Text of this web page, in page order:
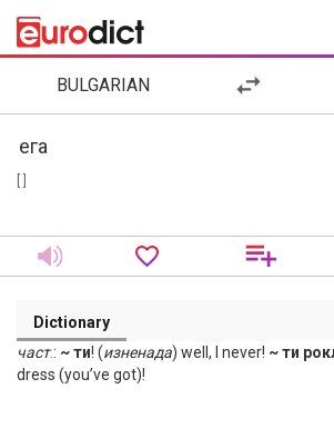
BULGARIAN
Dictionary
част.: ~ ти! (изненада) well, I never! ~ ти
dress (you’ve got)!